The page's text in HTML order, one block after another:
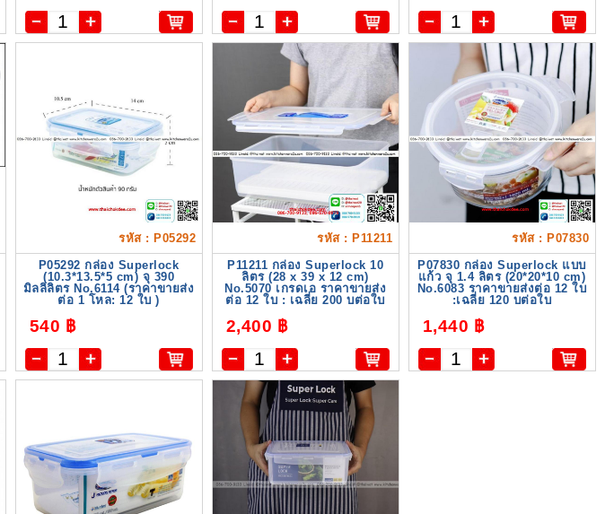
รหัส : P05292
P05292 กล่อง Superlock
(10.3*13.5*5 cm) จุ 390
มิลลิลิตร No.6114 (ราคาขายส่ง
ต่อ 1 โหล: 12 ใบ )
540 ฿
รหัส : P11211
P11211 กล่อง Superlock 10
ลิตร (28 x 39 x 12 cm)
No.5070 เกรดเอ ราคาขายส่ง
ต่อ 12 ใบ : เฉลี่ย 200 บต่อใบ
2,400 ฿
รหัส : P07830
P07830 กล่อง Superlock แบบ
แก้ว จุ 1.4 ลิตร (20*20*10 cm)
No.6083 ราคาขายส่งต่อ 12 ใบ
:เฉลี่ย 120 บต่อใบ
1,440 ฿